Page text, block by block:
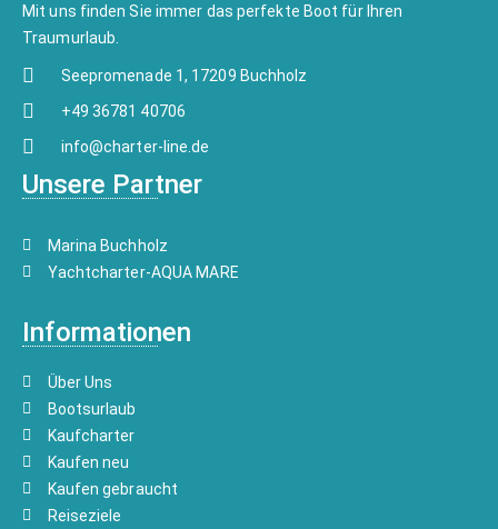
Mit uns finden Sie immer das perfekte Boot für Ihren
Traumurlaub.
Seepromenade 1, 17209 Buchholz
+49 36781 40706
info@charter-line.de
Unsere Partner
Marina Buchholz
Yachtcharter-AQUA MARE
Informationen
Über Uns
Bootsurlaub
Kaufcharter
Kaufen neu
Kaufen gebraucht
Reiseziele